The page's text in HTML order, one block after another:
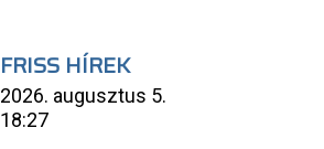
FRISS HÍREK
2026. augusztus 5.
18:27